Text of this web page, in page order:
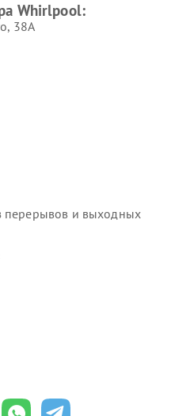
Whirlpool:
38А
и выходных